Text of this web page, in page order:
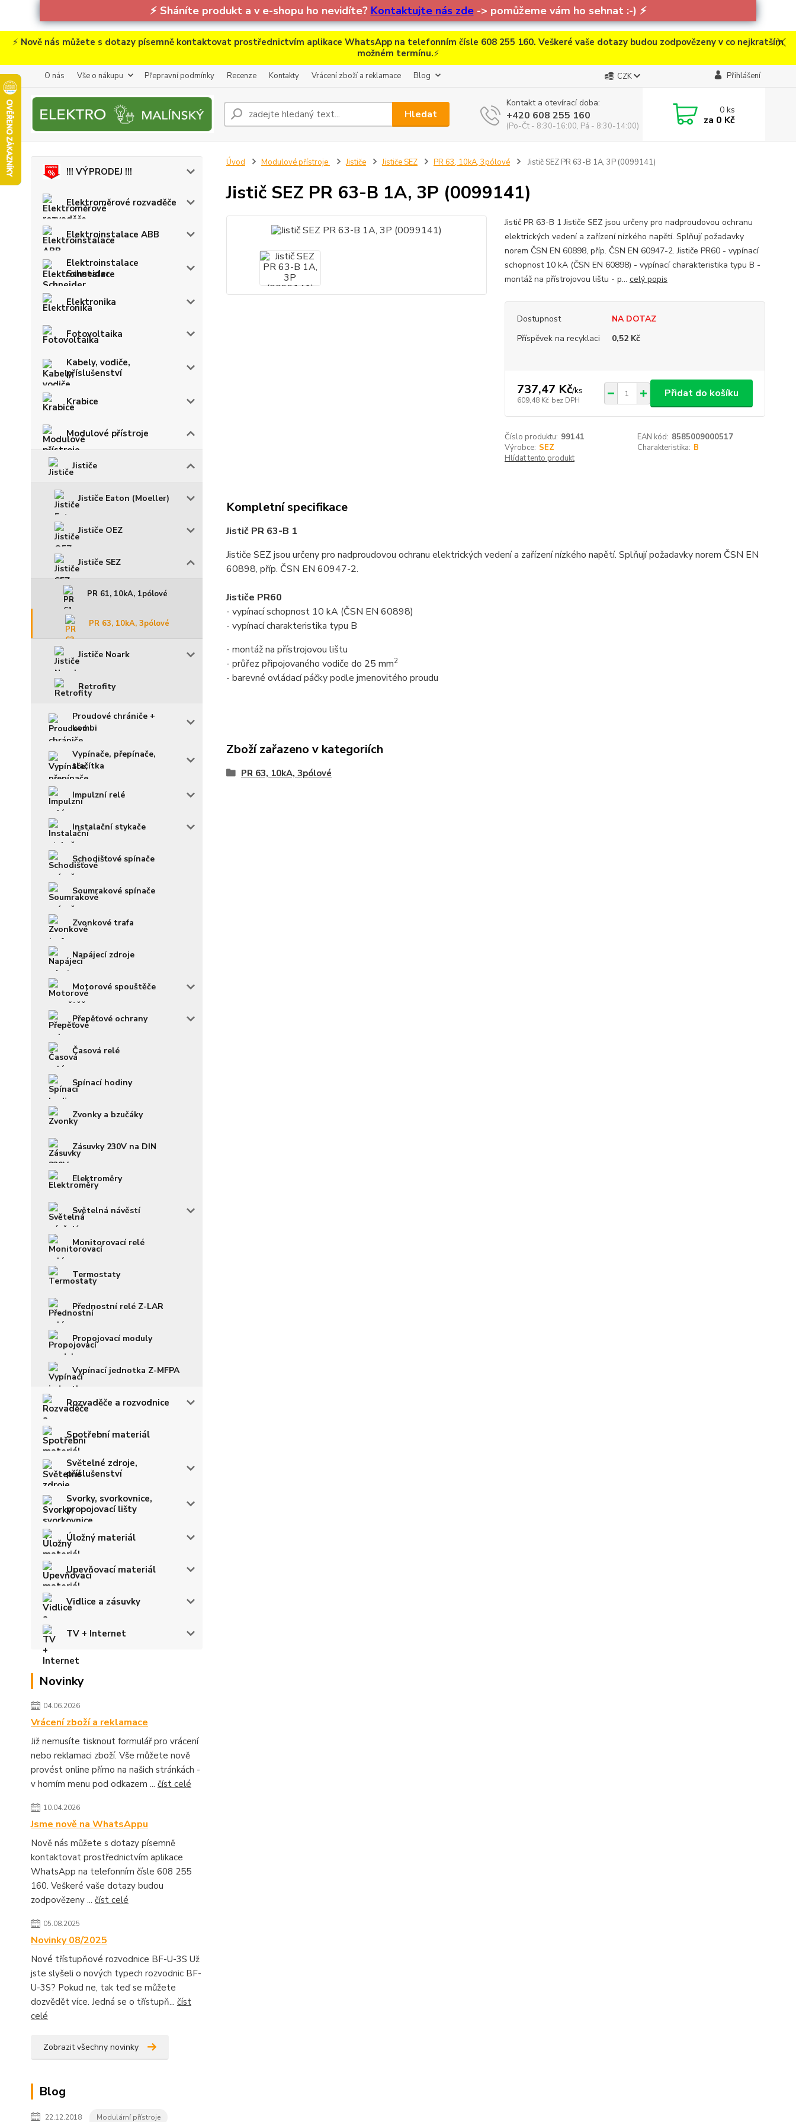
⚡ Sháníte produkt a v e-shopu ho nevidíte? Kontaktujte nás zde-> pomůžeme vám ho sehnat :-) ⚡
⚡ Nově nás můžete s dotazy písemně kontaktovat prostřednictvím aplikace WhatsApp na telefonním čísle 608 255 160. Veškeré vaše dotazy budou zodpovězeny v co nejkratším
možném termínu.⚡
O nás Vše o nákupu Přepravní podmínky Recenze Kontakty Vrácení zboží a reklamace Blog CZK Přihlášení
Hledat
Kontakt a otevírací doba:
+420 608 255 160
(Po-Čt - 8:30-16:00, Pá - 8:30-14:00)
0ks
za 0 Kč
!!! VÝPRODEJ !!!
Elektroměrové rozvaděče
Elektroinstalace ABB
Elektroinstalace
Schneider
Elektronika
Fotovoltaika
Kabely, vodiče,
příslušenství
Krabice
Modulové přístroje
Jističe
Jističe Eaton (Moeller)
Jističe OEZ
Jističe SEZ
PR 61, 10kA, 1pólové
PR 63, 10kA, 3pólové
Jističe Noark
Retrofity
Proudové chrániče +
kombi
Vypínače, přepínače,
tlačítka
Impulzní relé
Instalační stykače
Schodišťové spínače
Soumrakové spínače
Zvonkové trafa
Napájecí zdroje
Motorové spouštěče
Přepěťové ochrany
Časová relé
Spínací hodiny
Zvonky a bzučáky
Zásuvky 230V na DIN
Elektroměry
Světelná návěstí
Monitorovací relé
Termostaty
Přednostní relé Z-LAR
Propojovací moduly
Vypínací jednotka Z-MFPA
Rozvaděče a rozvodnice
Spotřební materiál
Světelné zdroje,
příslušenství
Svorky, svorkovnice,
propojovací lišty
Úložný materiál
Upevňovací materiál
Vidlice a zásuvky
TV + Internet
Novinky
04.06.2026
Vrácení zboží a reklamace
Již nemusíte tisknout formulář pro vrácení
nebo reklamaci zboží. Vše můžete nově
provést online přímo na našich stránkách -
v horním menu pod odkazem ... číst celé
10.04.2026
Jsme nově na WhatsAppu
Nově nás můžete s dotazy písemně
kontaktovat prostřednictvím aplikace
WhatsApp na telefonním čísle 608 255
160. Veškeré vaše dotazy budou
zodpovězeny ... číst celé
05.08.2025
Novinky 08/2025
Nové třístupňové rozvodnice BF-U-3S Už
jste slyšeli o nových typech rozvodnic BF-
U-3S? Pokud ne, tak teď se můžete
dozvědět více. Jedná se o třístupň... číst
celé
Zobrazit všechny novinky
Blog
22.12.2018 Modulární přístroje
Úvod Modulové přístroje Jističe Jističe SEZ PR 63, 10kA, 3pólové Jistič SEZ PR 63-B 1A, 3P (0099141)
Jistič SEZ PR 63-B 1A, 3P (0099141)
Jistič PR 63-B 1 Jističe SEZ jsou určeny pro nadproudovou ochranu
elektrických vedení a zařízení nízkého napětí. Splňují požadavky
norem ČSN EN 60898, příp. ČSN EN 60947-2. Jističe PR60 - vypínací
schopnost 10 kA (ČSN EN 60898) - vypínací charakteristika typu B -
montáž na přístrojovou lištu - p... celý popis
Dostupnost
NA DOTAZ
Příspěvek na recyklaci
0,52 Kč
737,47 Kč/ks
609,48 Kč bez DPH
Přidat do košíku
Číslo produktu: 99141 EAN kód: 8585009000517
Výrobce: SEZ Charakteristika: B
Hlídat tento produkt
Kompletní specifikace
Jistič PR 63-B 1
Jističe SEZ jsou určeny pro nadproudovou ochranu elektrických vedení a zařízení nízkého napětí. Splňují požadavky norem ČSN EN
60898, příp. ČSN EN 60947-2.
Jističe PR60
- vypínací schopnost 10 kA (ČSN EN 60898)
- vypínací charakteristika typu B
- montáž na přístrojovou lištu
- průřez připojovaného vodiče do 25 mm2
- barevné ovládací páčky podle jmenovitého proudu
Zboží zařazeno v kategoriích
PR 63, 10kA, 3pólové